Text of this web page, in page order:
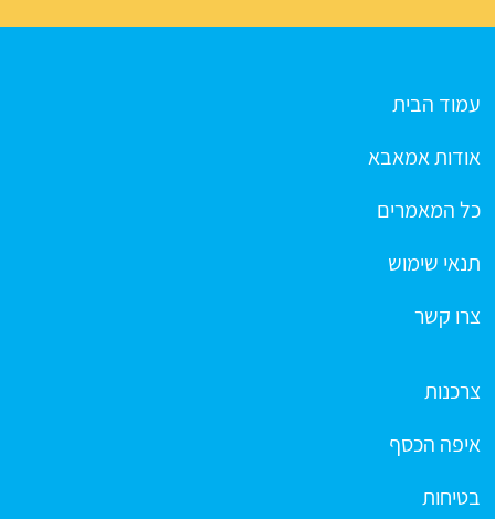
עמוד הבית
אודות אמאבא
כל המאמרים
תנאי שימוש
צרו קשר
צרכנות
איפה הכסף
בטיחות